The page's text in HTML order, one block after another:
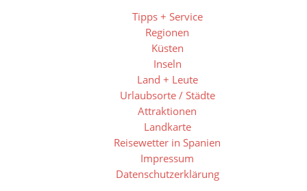
Tipps + Service
Regionen
Küsten
Inseln
Land + Leute
Urlaubsorte / Städte
Attraktionen
Landkarte
Reisewetter in Spanien
Impressum
Datenschutzerklärung